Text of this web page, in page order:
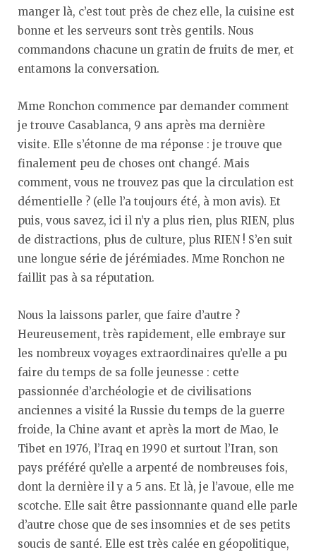
manger là, c’est tout près de chez elle, la cuisine est
bonne et les serveurs sont très gentils. Nous
commandons chacune un gratin de fruits de mer, et
entamons la conversation.
Mme Ronchon commence par demander comment
je trouve Casablanca, 9 ans après ma dernière
visite. Elle s’étonne de ma réponse : je trouve que
finalement peu de choses ont changé. Mais
comment, vous ne trouvez pas que la circulation est
démentielle ? (elle l’a toujours été, à mon avis). Et
puis, vous savez, ici il n’y a plus rien, plus RIEN, plus
de distractions, plus de culture, plus RIEN ! S’en suit
une longue série de jérémiades. Mme Ronchon ne
faillit pas à sa réputation.
Nous la laissons parler, que faire d’autre ?
Heureusement, très rapidement, elle embraye sur
les nombreux voyages extraordinaires qu’elle a pu
faire du temps de sa folle jeunesse : cette
passionnée d’archéologie et de civilisations
anciennes a visité la Russie du temps de la guerre
froide, la Chine avant et après la mort de Mao, le
Tibet en 1976, l’Iraq en 1990 et surtout l’Iran, son
pays préféré qu’elle a arpenté de nombreuses fois,
dont la dernière il y a 5 ans. Et là, je l’avoue, elle me
scotche. Elle sait être passionnante quand elle parle
d’autre chose que de ses insomnies et de ses petits
soucis de santé. Elle est très calée en géopolitique,